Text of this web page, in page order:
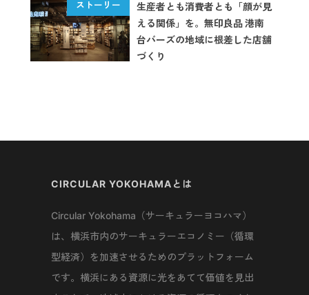
生産者とも消費者とも「顔が見
える関係」を。無印良品 港南
台バーズの地域に根差した店舗
づくり
CIRCULAR YOKOHAMAとは
Circular Yokohama（サーキュラーヨコハマ）
は、横浜市内のサーキュラーエコノミー（循環
型経済）を加速させるためのプラットフォーム
です。横浜にある資源に光をあてて価値を見出